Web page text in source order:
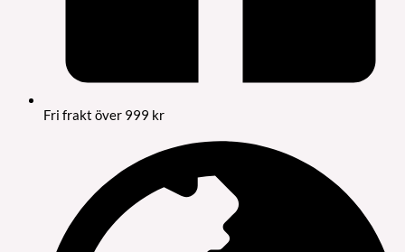
Fri frakt över 999 kr